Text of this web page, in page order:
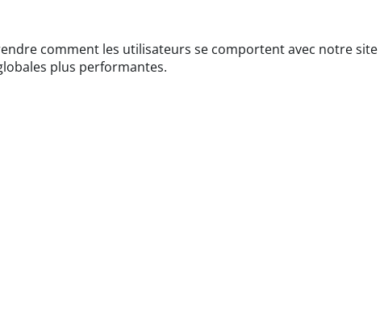
comment les utilisateurs se comportent avec notre site
plus performantes.